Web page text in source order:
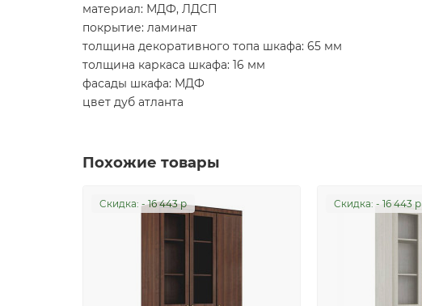
материал: МДФ, ЛДСП
покрытие: ламинат
толщина декоративного топа шкафа: 65 мм
толщина каркаса шкафа: 16 мм
фасады шкафа: МДФ
цвет дуб атланта
Похожие товары
Cкидка: - 16 443 р Cкидка: - 16 443 р